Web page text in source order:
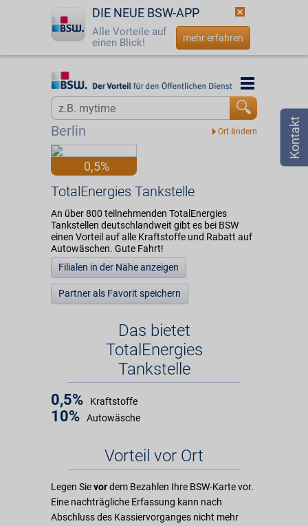
DIE NEUE BSW-APP
Alle Vorteile auf
einen Blick!
mehr erfahren
Startseite
Jetzt BSW-Mitglied werden
Login
Berlin
Startseite
Vorteilswelt
0,5%
TotalEnergies Tankstelle
An über 800 teilnehmenden TotalEnergies
Tankstellen deutschlandweit gibt es bei BSW
einen Vorteil auf alle Kraftstoffe und Rabatt auf
Autowäschen. Gute Fahrt!
Filialen in der Nähe anzeigen
Partner als Favorit speichern
Das bietet
TotalEnergies
Tankstelle
0,5% Kraftstoffe
10% Autowäsche
Vorteil vor Ort
Legen Sievordem Bezahlen Ihre BSW-Karte vor.
Eine nachträgliche Erfassung kann nach
Abschluss des Kassiervorganges nicht mehr